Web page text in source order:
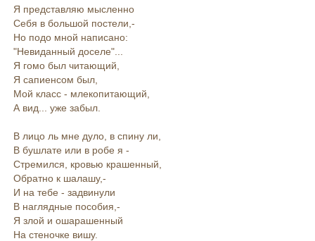
Я представляю мысленно
Себя в большой постели,-
Но подо мной написано:
"Невиданный доселе"...
Я гомо был читающий,
Я сапиенсом был,
Мой класс - млекопитающий,
А вид... уже забыл.
В лицо ль мне дуло, в спину ли,
В бушлате или в робе я -
Стремился, кровью крашенный,
Обратно к шалашу,-
И на тебе - задвинули
В наглядные пособия,-
Я злой и ошарашенный
На стеночке вишу.